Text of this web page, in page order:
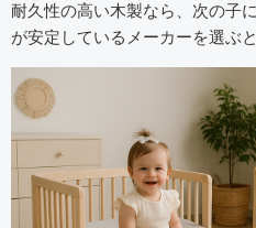
耐久性の高い木製なら、次の子
が安定しているメーカーを選ぶ